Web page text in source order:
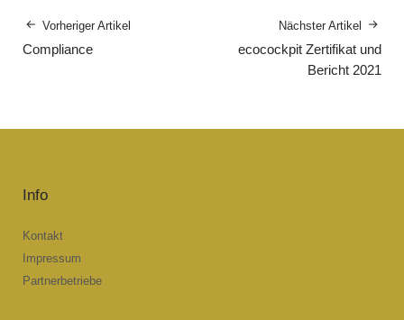
Vorheriger Artikel
Compliance
Nächster Artikel
ecocockpit Zertifikat und
Bericht 2021
Info
Kontakt
Impressum
Partnerbetriebe